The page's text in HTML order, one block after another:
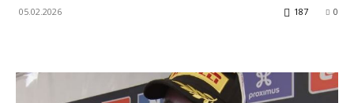
05.02.2026 0
187